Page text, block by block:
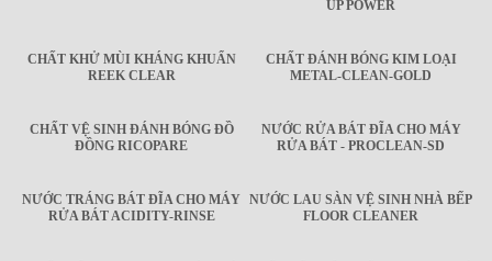
UP POWER
CHẤT KHỬ MÙI KHÁNG KHUẨN
REEK CLEAR
CHẤT ĐÁNH BÓNG KIM LOẠI
METAL-CLEAN-GOLD
CHẤT VỆ SINH ĐÁNH BÓNG ĐỒ
ĐỒNG RICOPARE
NƯỚC RỬA BÁT ĐĨA CHO MÁY
RỬA BÁT - PROCLEAN-SD
NƯỚC TRÁNG BÁT ĐĨA CHO MÁY
RỬA BÁT ACIDITY-RINSE
NƯỚC LAU SÀN VỆ SINH NHÀ BẾP
FLOOR CLEANER